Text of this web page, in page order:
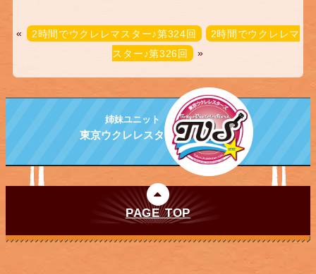
« 2時間でウクレレマスター♪第324回
2時間でウクレレマ
スター♪第326回 »
姉妹ユニット
東京ウクレレスターズ
PAGE TOP